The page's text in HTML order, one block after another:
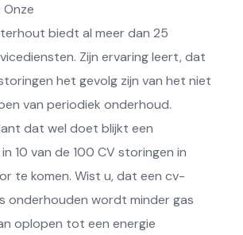
Onze
biedt al meer dan 25
Zijn ervaring leert, dat
het gevolg zijn van het niet
van periodiek onderhoud.
dat wel doet blijkt een
10 van de 100 CV storingen in
te komen. Wist u, dat een cv-
onderhouden wordt minder gas
oplopen tot een energie